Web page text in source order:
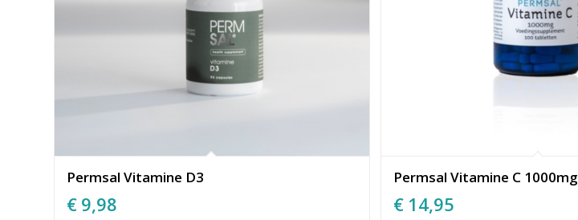
Permsal Vitamine D3
€ 9,98
Permsal Vitamine C 1000mg
€ 14,95